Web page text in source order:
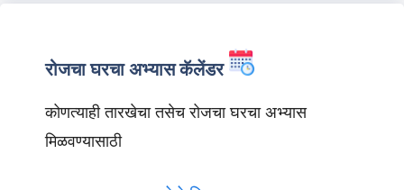
रोजचा घरचा अभ्यास कॅलेंडर
कोणत्याही तारखेचा तसेच रोजचा घरचा अभ्यास
मिळवण्यासाठी